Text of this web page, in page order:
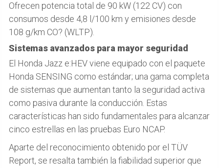
Ofrecen potencia total de 90 kW (122 CV) con
consumos desde 4,8 l/100 km y emisiones desde
108 g/km CO? (WLTP).
Sistemas avanzados para mayor seguridad
El Honda Jazz e:HEV viene equipado con el paquete
Honda SENSING como estándar; una gama completa
de sistemas que aumentan tanto la seguridad activa
como pasiva durante la conducción. Estas
características han sido fundamentales para alcanzar
cinco estrellas en las pruebas Euro NCAP.
Aparte del reconocimiento obtenido por el TÜV
Report, se resalta también la fiabilidad superior que